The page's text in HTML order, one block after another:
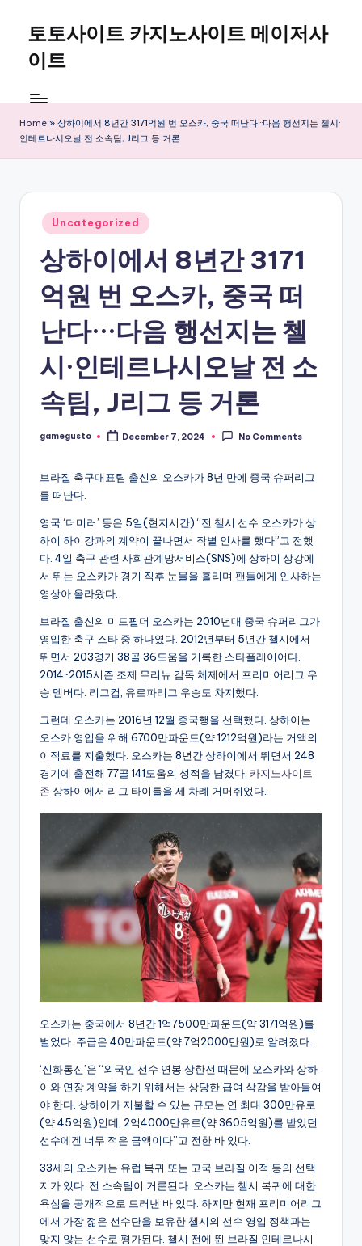
content
토토사이트 카지노사이트 메이저사
이트
Home » 상하이에서 8년간 3171억원 번 오스카, 중국 떠난다···다음 행선지는 첼시·
인테르나시오날 전 소속팀, J리그 등 거론
Posted
in
Uncategorized
상하이에서 8년간 3171
억원 번 오스카, 중국 떠
난다···다음 행선지는 첼
시·인테르나시오날 전 소
속팀, J리그 등 거론
Posted
gamegusto December 7, 2024 No Comments
브라질 축구대표팀 출신의 오스카가 8년 만에 중국 슈퍼리그
를 떠난다.
영국 ‘더미러’ 등은 5일(현지시간) “전 첼시 선수 오스카가 상
하이 하이강과의 계약이 끝나면서 작별 인사를 했다”고 전했
다. 4일 축구 관련 사회관계망서비스(SNS)에 상하이 상강에
서 뛰는 오스카가 경기 직후 눈물을 흘리며 팬들에게 인사하는
영상아 올라왔다.
브라질 출신의 미드필더 오스카는 2010년대 중국 슈퍼리그가
영입한 축구 스타 중 하나였다. 2012년부터 5년간 첼시에서
뛰면서 203경기 38골 36도움을 기록한 스타플레이어다.
2014~2015시즌 조제 무리뉴 감독 체제에서 프리미어리그 우
승 멤버다. 리그컵, 유로파리그 우승도 차지했다.
그런데 오스카는 2016년 12월 중국행을 선택했다. 상하이는
오스카 영입을 위해 6700만파운드(약 1212억원)라는 거액의
이적료를 지출했다. 오스카는 8년간 상하이에서 뛰면서 248
경기에 출전해 77골 141도움의 성적을 남겼다. 카지노사이트
존 상하이에서 리그 타이틀을 세 차례 거머쥐었다.
오스카는 중국에서 8년간 1억7500만파운드(약 3171억원)를
벌었다. 주급은 40만파운드(약 7억2000만원)로 알려졌다.
‘신화통신’은 “외국인 선수 연봉 상한선 때문에 오스카와 상하
이와 연장 계약을 하기 위해서는 상당한 급여 삭감을 받아들여
야 한다. 상하이가 지불할 수 있는 규모는 연 최대 300만유로
(약 45억원)인데, 2억4000만유로(약 3605억원)를 받았던
선수에겐 너무 적은 금액이다”고 전한 바 있다.
33세의 오스카는 유럽 복귀 또는 고국 브라질 이적 등의 선택
지가 있다. 전 소속팀이 거론된다. 오스카는 첼시 복귀에 대한
욕심을 공개적으로 드러낸 바 있다. 하지만 현재 프리미어리그
에서 가장 젊은 선수단을 보유한 첼시의 선수 영입 정책과는
맞지 않는 선수로 평가된다. 첼시 전에 뛴 브라질 인테르나시